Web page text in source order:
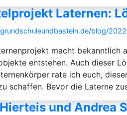
Laternen:
blog/
macht bekanntlich
entstehen. Auch dieser
rate ich euch,
schaffen. Bevor die Laterne
und Andrea